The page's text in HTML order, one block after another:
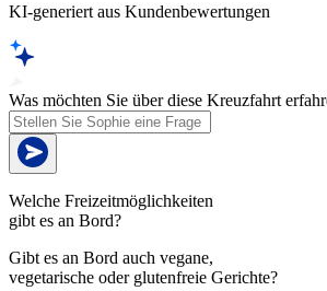
KI-generiert aus Kundenbewertungen
Was möchten Sie über diese Kreuzfahrt
Welche Freizeitmöglichkeiten
gibt es an Bord?
Gibt es an Bord auch vegane,
vegetarische oder glutenfreie Gerichte?